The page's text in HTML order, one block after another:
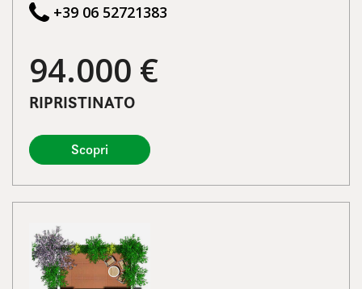
+39 06 52721383
94.000 €
RIPRISTINATO
Scopri